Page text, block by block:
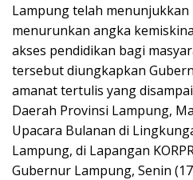
Lampung telah
menurunkan angka
akses pendidikan bagi
tersebut diungkapkan
amanat tertulis yang
Daerah Provinsi Lampung,
Upacara Bulanan di
Lampung, di Lapangan
Gubernur Lampung, Senin